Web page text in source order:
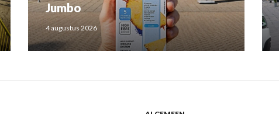
Jumbo
4 augustus 2026